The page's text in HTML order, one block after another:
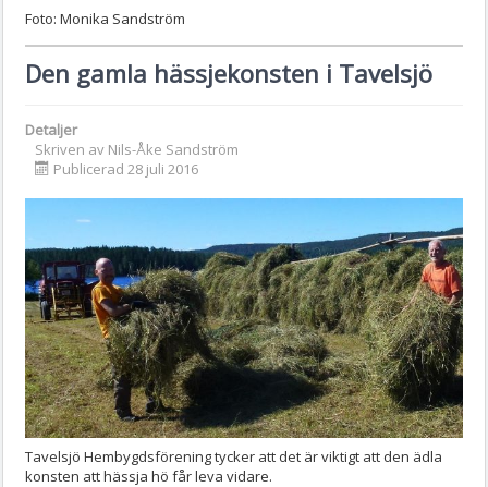
Foto: Monika Sandström
Den gamla hässjekonsten i Tavelsjö
Detaljer
Skriven av Nils-Åke Sandström
Publicerad 28 juli 2016
Tavelsjö Hembygdsförening tycker att det är viktigt att den ädla
konsten att hässja hö får leva vidare.